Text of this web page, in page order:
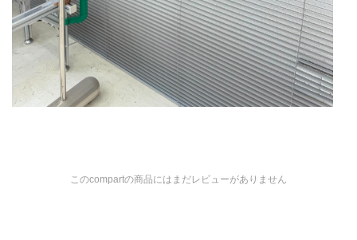
このcompartの商品にはまだレビューがありません